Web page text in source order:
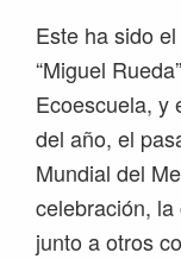
Este ha sido
“Miguel
Ecoescuela, y
del año, el
Mundial del
celebración,
junto a otros